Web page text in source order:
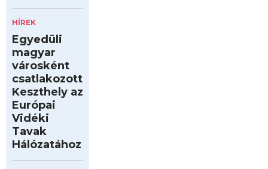
HÍREK
Egyedüli
magyar
városként
csatlakozott
Keszthely az
Európai
Vidéki
Tavak
Hálózatához